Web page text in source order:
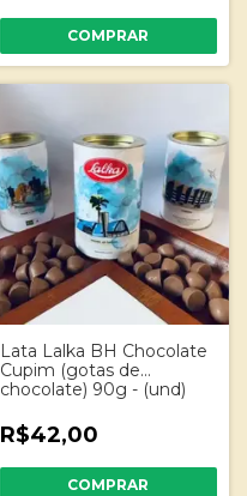
Lata Lalka BH Chocolate
Cupim (gotas de
chocolate) 90g - (und)
R$42,00